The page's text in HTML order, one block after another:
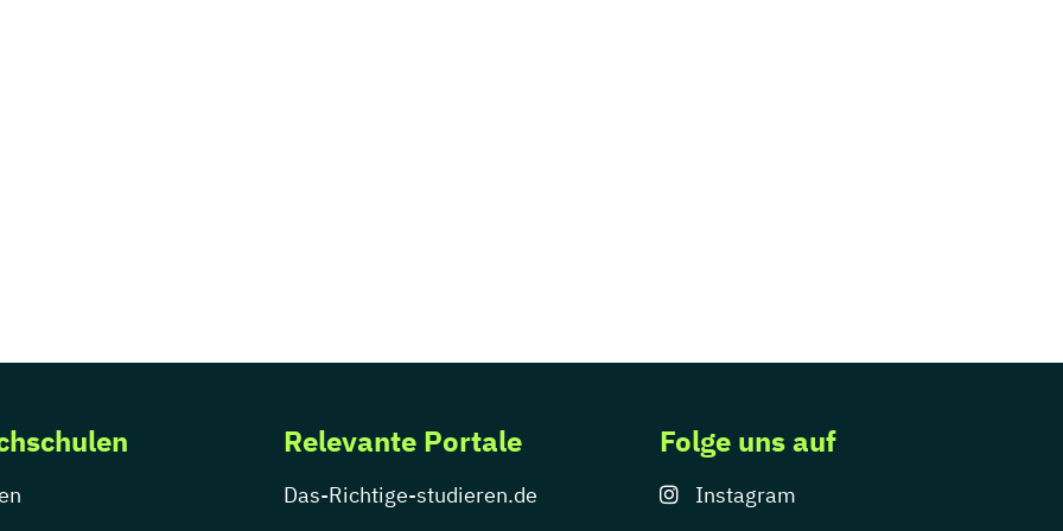
Relevante Portale
Das-Richtige-studieren.de
Folge uns auf
Instagram